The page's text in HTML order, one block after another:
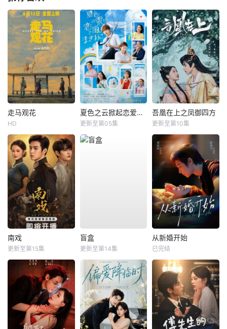
走马观花
HD
夏色之云掀起恋爱与风暴
更新至第05集
吾凰在上之凤御四方
更新至第10集
南戏
更新至第15集
盲盒
更新至第14集
从新婚开始
已完结